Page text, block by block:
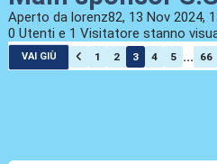
Aperto da lorenz82, 13 Nov 2024,
0 Utenti e 1 Visitatore stanno
VAI GIÙ 1 2 3 4 5 ... 66